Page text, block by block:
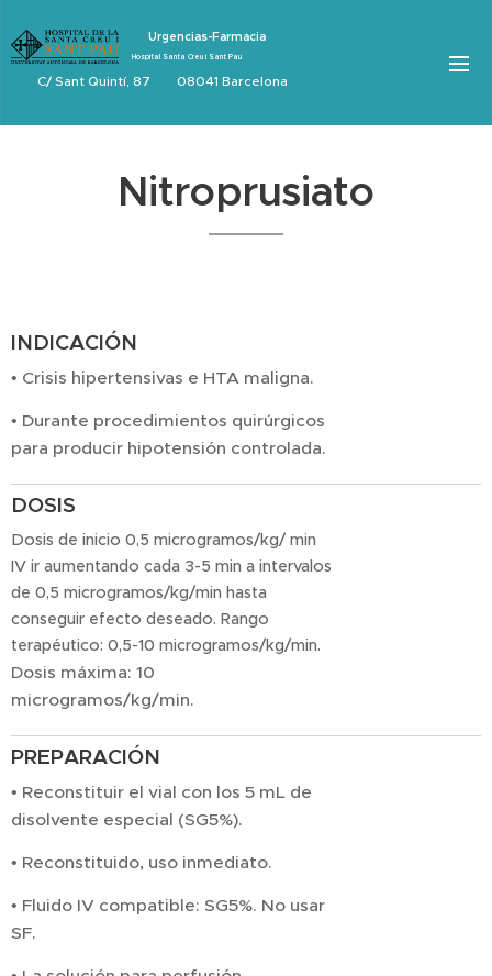
Urgencias-Farmacia
Hospital Santa Creu i Sant Pau
C/ Sant Quintí, 87 08041 Barcelona
Nitroprusiato
INDICACIÓN
• Crisis hipertensivas e HTA maligna.
• Durante procedimientos quirúrgicos
para producir hipotensión controlada.
DOSIS
Dosis de inicio 0,5 microgramos/kg/ min
IV ir aumentando cada 3-5 min a intervalos
de 0,5 microgramos/kg/min hasta
conseguir efecto deseado. Rango
terapéutico: 0,5-10 microgramos/kg/min.
Dosis máxima: 10
microgramos/kg/min.
PREPARACIÓN
• Reconstituir el vial con los 5 mL de
disolvente especial (SG5%).
• Reconstituido, uso inmediato.
• Fluido IV compatible: SG5%. No usar
SF.